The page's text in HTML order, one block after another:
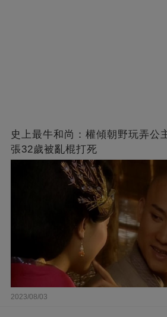
史上最牛和尚：權傾朝野玩弄公
張32歲被亂棍打死
2023/08/03